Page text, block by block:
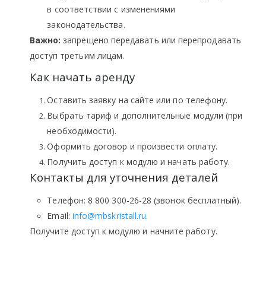
в соответствии с изменениями
законодательства.
Важно: запрещено передавать или перепродавать
доступ третьим лицам.
Как начать аренду
Оставить заявку на сайте или по телефону.
Выбрать тариф и дополнительные модули (при
необходимости).
Оформить договор и произвести оплату.
Получить доступ к модулю и начать работу.
Контакты для уточнения деталей
Телефон: 8 800 300-26-28 (звонок бесплатный).
Email: info@mbskristall.ru.
Получите доступ к модулю и начните работу.